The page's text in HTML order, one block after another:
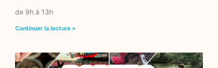
de 9h à 13h
Continuer la lecture »